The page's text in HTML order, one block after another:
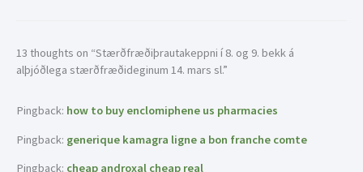
13 thoughts on “Stærðfræðiþrautakeppni í 8. og 9. bekk á
alþjóðlega stærðfræðideginum 14. mars sl.”
Pingback: how to buy enclomiphene us pharmacies
Pingback: generique kamagra ligne a bon franche comte
Pingback: cheap androxal cheap real